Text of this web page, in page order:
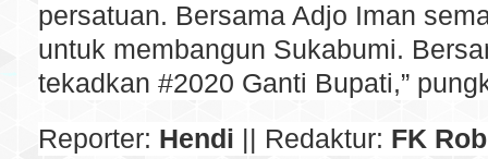
persatuan. Bersama Adjo Iman
untuk membangun Sukabumi.
tekadkan #2020 Ganti Bupati,”
Reporter: Hendi || Redaktur: FK